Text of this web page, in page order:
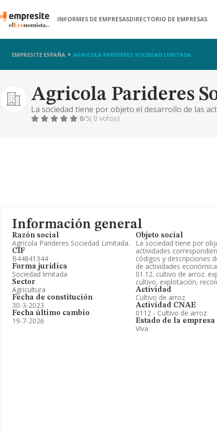
INFORMES DE EMPRESASDIRECTORIO DE EMPRESAS
EMPRESITE ESPAÑA AGRICOLA PARIDERES SOCIEDAD LIMITADA.
Agricola Parideres
La sociedad tiene por objeto el desarrollo de las
códigos y descripciones de la clasificación
0/5( 0 votos)
Información general
Razón social
Agricola Parideres Sociedad Limitada.
CIF
B44841344
Forma jurídica
Sociedad limitada
Sector
Agricultura
Fecha de constitución
30-3-2023
Fecha último cambio
19-7-2026
Objeto social
La sociedad tiene por
actividades
códigos y descripciones
de actividades
01.12. cultivo de arroz.
cultivo, explotación,
Actividad
Cultivo de arroz
Actividad CNAE
0112 - Cultivo de arroz
Estado de la empresa
Viva